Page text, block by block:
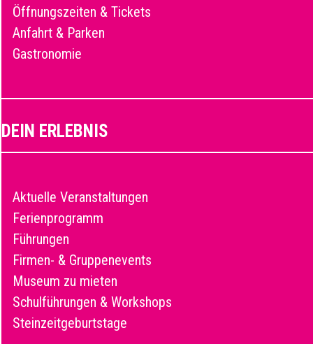
Öffnungszeiten & Tickets
Anfahrt & Parken
Gastronomie
DEIN ERLEBNIS
Aktuelle Veranstaltungen
Ferienprogramm
Führungen
Firmen- & Gruppenevents
Museum zu mieten
Schulführungen & Workshops
Steinzeitgeburtstage